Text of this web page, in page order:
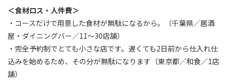
＜食材ロス・人件費＞
・コースだけで用意した食材が無駄になるから。（千葉県／居酒
屋・ダイニングバー／11～30店舗）
・完全予約制でとても小さな店です。遅くても2日前から仕入れ仕
込みを始めるため、その分が無駄になります（東京都／和食／1店
舗）